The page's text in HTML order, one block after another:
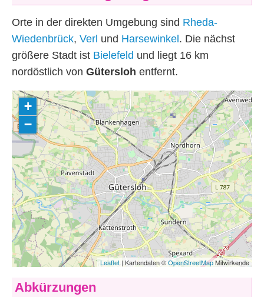
Orte in der direkten Umgebung sind Rheda-
Wiedenbrück, Verl und Harsewinkel. Die nächst
größere Stadt ist Bielefeld und liegt 16 km
nordöstlich von Gütersloh entfernt.
Abkürzungen